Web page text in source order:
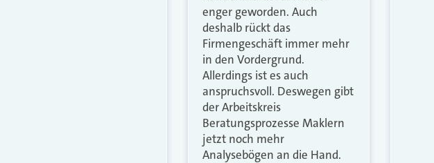
enger geworden. Auch
deshalb rückt das
Firmengeschäft immer mehr
in den Vordergrund.
Allerdings ist es auch
anspruchsvoll. Deswegen gibt
der Arbeitskreis
Beratungsprozesse Maklern
jetzt noch mehr
Analysebögen an die Hand.